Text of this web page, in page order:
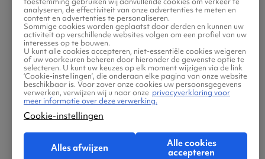
analyseren, de effectiviteit van onze advertenties te meten en
content en advertenties te personaliseren.
Sommige cookies worden geplaatst door derden en kunnen uw
activiteit op verschillende websites volgen om een profiel van uw
interesses op te bouwen.
U kunt alle cookies accepteren, niet-essentiële cookies weigeren
of uw voorkeuren beheren door hieronder de gewenste optie te
selecteren. U kunt uw keuzes op elk moment wijzigen via de link
‘Cookie-instellingen’, die onderaan elke pagina van onze website
beschikbaar is. Voor zover onze cookies uw persoonsgegevens
verwerken, verwijzen wij u naar onze privacyverklaring voor
meer informatie over deze verwerking.
Cookie-instellingen
Alles afwijzen
Alle cookies
accepteren